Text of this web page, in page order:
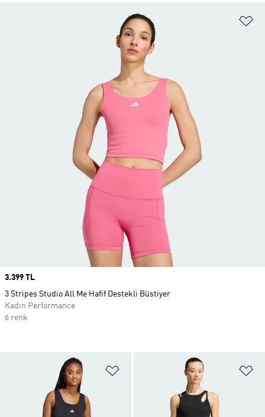
Favori Listesine Ekle
Price
3.399 TL
3 Stripes Studio All Me Hafif Destekli Büstiyer
Kadın Performance
6 renk